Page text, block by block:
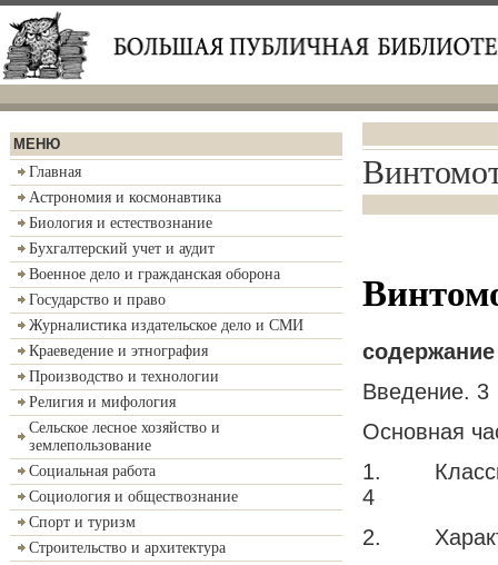
МЕНЮ
Главная
Астрономия и космонавтика
Биология и естествознание
Бухгалтерский учет и аудит
Военное дело и гражданская оборона
Государство и право
Журналистика издательское дело и СМИ
Краеведение и этнография
Производство и технологии
Религия и мифология
Сельское лесное хозяйство и
землепользование
Социальная работа
Социология и обществознание
Спорт и туризм
Строительство и архитектура
содержание
Введение. 3
Основная
1.
4
2.